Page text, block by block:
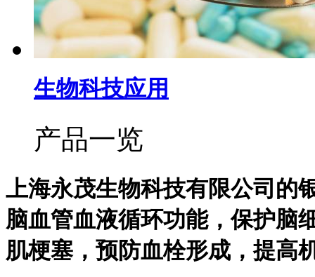
生物科技应用
产品一览
上海永茂生物科技有限公司的
脑血管血液循环功能，保护脑
肌梗塞，预防血栓形成，提高